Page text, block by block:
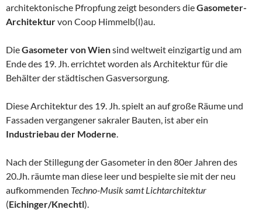
architektonische Pfropfung zeigt besonders dieGasometer-
Architekturvon Coop Himmelb(l)au.
DieGasometer von Wiensind weltweit einzigartig und am
Ende des 19. Jh. errichtet worden als Architektur für die
Behälter der städtischen Gasversorgung.
Diese Architektur des 19. Jh. spielt an auf große Räume und
Fassaden vergangener sakraler Bauten, ist aber ein
Industriebau der Moderne.
Nach der Stillegung der Gasometer in den 80er Jahren des
20.Jh. räumte man diese leer und bespielte sie mit der neu
aufkommenden Techno-Musik samt Lichtarchitektur
(Eichinger/Knechtl).